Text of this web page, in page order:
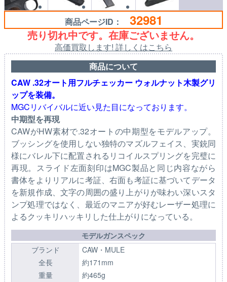
商品ページID： 32981
売り切れ中です。在庫ございません。
高価買取します! 詳しくはこちら
商品について
CAW .32オート用フルチェッカー ウォルナット木製グリ
ップを装備。
MGCリバイバルに近い見た目になっております。
中期型を再現
CAWがHW素材で.32オートの中期型をモデルアップ。
ブッシングを使用しない独特のマズルフェイス、実銃同
様にバレル下に配置されるリコイルスプリングを完璧に
再現。スライド左面刻印はMGC製品と同じ内容ながら
書体をよりリアルに考証、右面も考証に基づいてデータ
を新規作成、文字の周囲の盛り上がりが味わい深いスタ
ンプ処理ではなく、最近のマニアが好むレーザー処理に
よるクッキリハッキリした仕上がりになっている。
モデルガンスペック
ブランド
CAW・MULE
全長
約171mm
重量
約465g